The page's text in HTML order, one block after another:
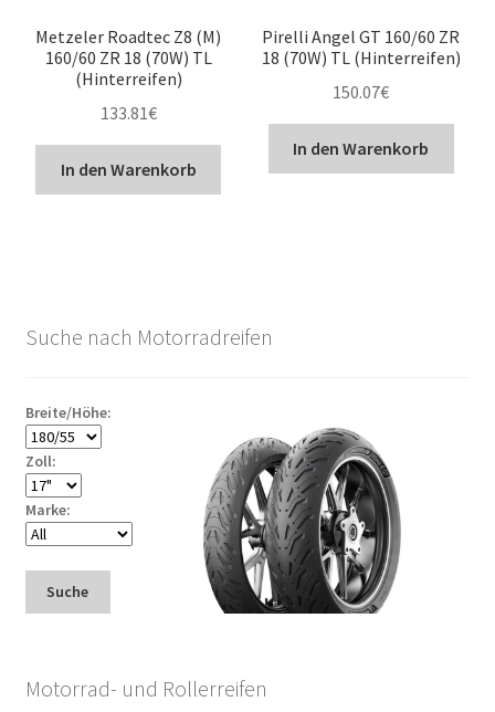
Metzeler Roadtec Z8 (M)
160/60 ZR 18 (70W) TL
(Hinterreifen)
133.81€
In den Warenkorb
Pirelli Angel GT 160/60 ZR
18 (70W) TL (Hinterreifen)
150.07€
In den Warenkorb
Suche nach Motorradreifen
Breite/Höhe:
Zoll:
Marke:
Suche
Motorrad- und Rollerreifen